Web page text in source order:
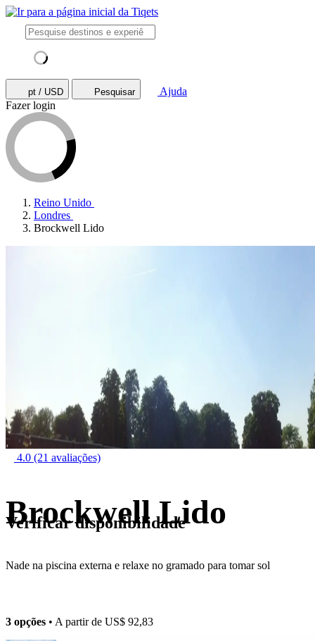
pt / USD Pesquisar
Ajuda
Fazer login
Reino Unido
Londres
Brockwell Lido
4.0 (21 avaliações)
Brockwell Lido
Nade na piscina externa e relaxe no gramado para tomar sol
Verificar disponibilidade
3 opções • A partir de US$ 92,83